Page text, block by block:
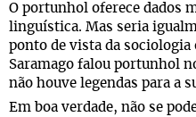
O portunhol oferece dados
linguística. Mas seria
ponto de vista da sociologia
Saramago falou portunhol
não houve legendas para a
Em boa verdade, não se